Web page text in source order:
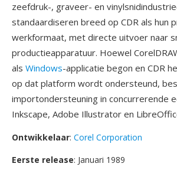
zeefdruk-, graveer- en
standaardiseren breed op CDR als hun
werkformaat, met directe uitvoer naar
productieapparatuur. Hoewel
als Windows-applicatie begon en CDR
op dat platform wordt ondersteund,
importondersteuning in concurrerende
Inkscape, Adobe Illustrator en
Ontwikkelaar: Corel Corporation
Eerste release: Januari 1989